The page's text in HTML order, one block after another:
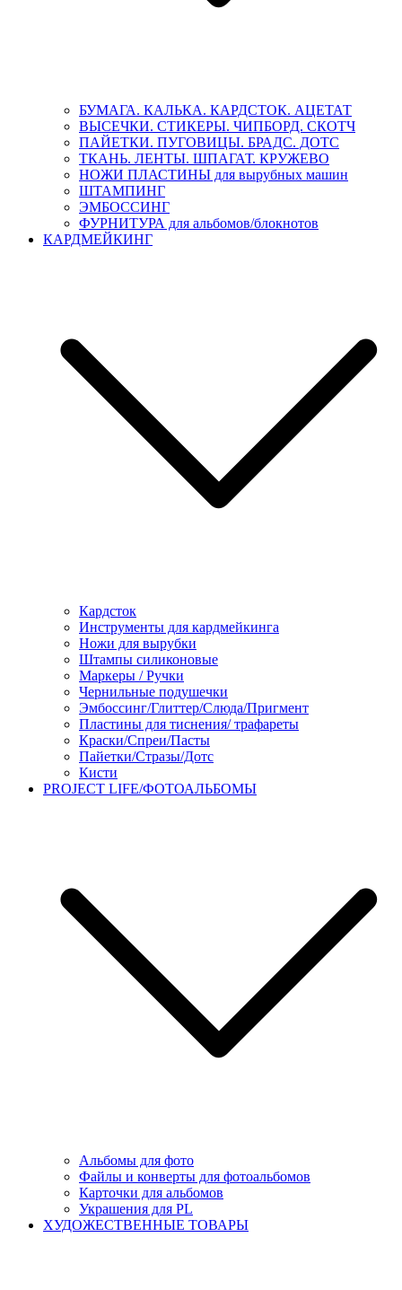
БУМАГА. КАЛЬКА. КАРДСТОК. АЦЕТАТ
ВЫСЕЧКИ. СТИКЕРЫ. ЧИПБОРД. СКОТЧ
ПАЙЕТКИ. ПУГОВИЦЫ. БРАДС. ДОТС
ТКАНЬ. ЛЕНТЫ. ШПАГАТ. КРУЖЕВО
НОЖИ ПЛАСТИНЫ для вырубных машин
ШТАМПИНГ
ЭМБОССИНГ
ФУРНИТУРА для альбомов/блокнотов
КАРДМЕЙКИНГ
Кардсток
Инструменты для кардмейкинга
Ножи для вырубки
Штампы силиконовые
Маркеры / Ручки
Чернильные подушечки
Эмбоссинг/Глиттер/Слюда/Пригмент
Пластины для тиснения/ трафареты
Краски/Спреи/Пасты
Пайетки/Стразы/Дотс
Кисти
PROJECT LIFE/ФОТОАЛЬБОМЫ
Альбомы для фото
Файлы и конверты для фотоальбомов
Карточки для альбомов
Украшения для PL
ХУДОЖЕСТВЕННЫЕ ТОВАРЫ